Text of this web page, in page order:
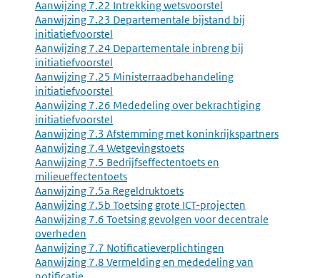
Aanwijzing 7.22 Intrekking wetsvoorstel
Aanwijzing 7.23 Departementale bijstand bij
initiatiefvoorstel
Aanwijzing 7.24 Departementale inbreng bij
initiatiefvoorstel
Aanwijzing 7.25 Ministerraadbehandeling
initiatiefvoorstel
Aanwijzing 7.26 Mededeling over bekrachtiging
initiatiefvoorstel
Aanwijzing 7.3 Afstemming met koninkrijkspartners
Aanwijzing 7.4 Wetgevingstoets
Aanwijzing 7.5 Bedrijfseffectentoets en
milieueffectentoets
Aanwijzing 7.5a Regeldruktoets
Aanwijzing 7.5b Toetsing grote ICT-projecten
Aanwijzing 7.6 Toetsing gevolgen voor decentrale
overheden
Aanwijzing 7.7 Notificatieverplichtingen
Aanwijzing 7.8 Vermelding en mededeling van